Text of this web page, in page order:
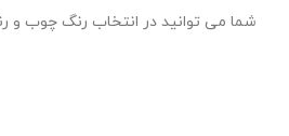
شما می توانید در انتخاب رنگ چوب و